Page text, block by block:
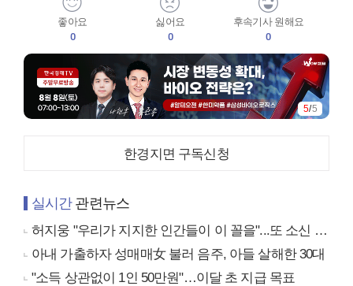
좋아요
0
싫어요
0
후속기사 원해요
0
5/5
한경지면 구독신청
실시간관련뉴스
허지웅 "우리가 지지한 인간들이 이 꼴을"...또 소신 발언
아내 가출하자 성매매女 불러 음주, 아들 살해한 30대
"소득 상관없이 1인 50만원"…이달 초 지급 목표